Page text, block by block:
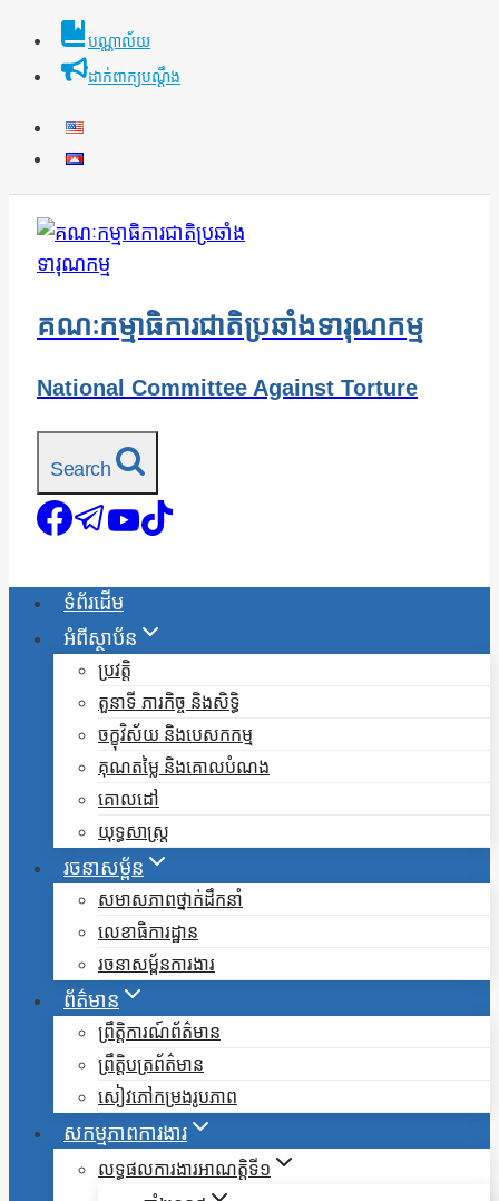
Skip
បណ្ណាល័យ
ដាក់ពាក្យបណ្ដឹង
គណៈកម្មាធិការជាតិប្រឆាំងទារុណកម្ម
National Committee Against Torture
Search
ទំព័រដើម
អំពីស្ថាប័ន
ប្រវត្តិ
តួនាទី ភារកិច្ច និងសិទ្ធិ
ចក្ខុវិស័យ និងបេសកកម្ម
គុណតម្លៃ និងគោលបំណង
គោលដៅ
យុទ្ធសាស្ត្រ
រចនាសម្ព័ន
សមាសភាពថ្នាក់ដឹកនាំ
លេខាធិការដ្ឋាន
រចនាសម្ព័នការងារ
ព័ត៌មាន
ព្រឹត្តិការណ៍ព័ត៌មាន
ព្រឹត្តិបត្រព័ត៌មាន
សៀវភៅកម្រងរូបភាព
សកម្មភាពការងារ
លទ្ធផលការងារអាណត្តិទី១